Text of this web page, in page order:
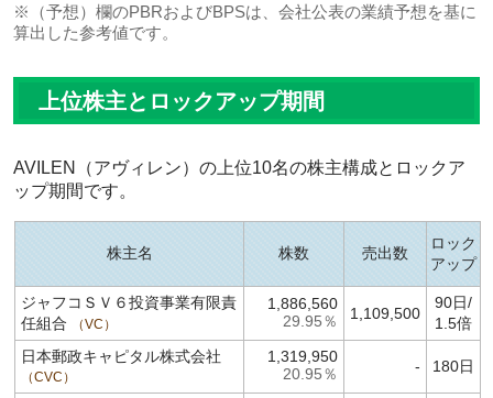
※（予想）欄のPBRおよびBPSは、会社公表の業績予想を基に
算出した参考値です。
上位株主とロックアップ期間
AVILEN（アヴィレン）の上位10名の株主構成とロックア
ップ期間です。
株主名 株数 売出数
ロック
アップ
ジャフコＳＶ６投資事業有限責
任組合
VC
1,886,560
29.95％ 1,109,500
90日/
1.5倍
日本郵政キャピタル株式会社
CVC
1,319,950
20.95％ - 180日